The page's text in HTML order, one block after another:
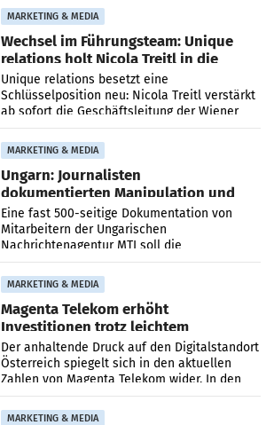
MARKETING & MEDIA
Wechsel im Führungsteam: Unique
relations holt Nicola Treitl in die
Geschäftsleitung
Unique relations besetzt eine
Schlüsselposition neu: Nicola Treitl verstärkt
ab sofort die Geschäftsleitung der Wiener
PR-Agentur an der Seite von Josef Kalina und
Anna Kalina-Mahr.
MARKETING & MEDIA
Ungarn: Journalisten
dokumentierten Manipulation und
Zensur
Eine fast 500-seitige Dokumentation von
Mitarbeitern der Ungarischen
Nachrichtenagentur MTI soll die
systematische Nachrichten-Manipulation und
Zensur bei der Agentur während der Zeit
MARKETING & MEDIA
Magenta Telekom erhöht
Investitionen trotz leichtem
Umsatzrückgang
Der anhaltende Druck auf den Digitalstandort
Österreich spiegelt sich in den aktuellen
Zahlen von Magenta Telekom wider. In den
ersten sechs Monaten des laufenden Jahres
verzeichnete
MARKETING & MEDIA